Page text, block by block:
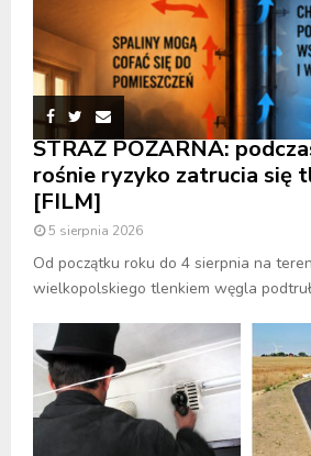
STRAŻ POŻARNA:
rośnie ryzyko zatrucia się
[FILM]
5 sierpnia 2026
Od początku roku do 4 sierpnia na
wielkopolskiego tlenkiem węgla